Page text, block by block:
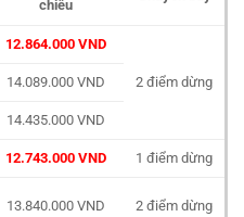
chiều
12.864.000 VND
2 điểm dừng
14.089.000 VND
14.435.000 VND
12.743.000 VND 1 điểm dừng
13.840.000 VND 2 điểm dừng